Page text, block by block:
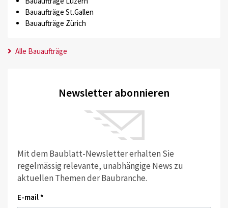
Bauaufträge St.Gallen
Bauaufträge Zürich
Alle Bauaufträge
Newsletter abonnieren
Mit dem Baublatt-Newsletter erhalten Sie
regelmässig relevante, unabhängige News zu
aktuellen Themen der Baubranche.
E-mail *